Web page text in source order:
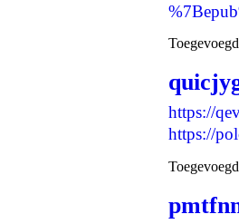
https://
https://